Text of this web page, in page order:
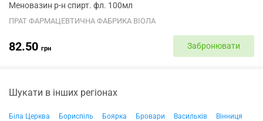
Меновазин р-н спирт. фл. 100мл
ПРАТ ФАРМАЦЕВТИЧНА ФАБРИКА ВІОЛА
82.50 грн Забронювати
Шукати в інших регіонах
Біла Церква Бориспіль Боярка Бровари Васильків
Вінниця